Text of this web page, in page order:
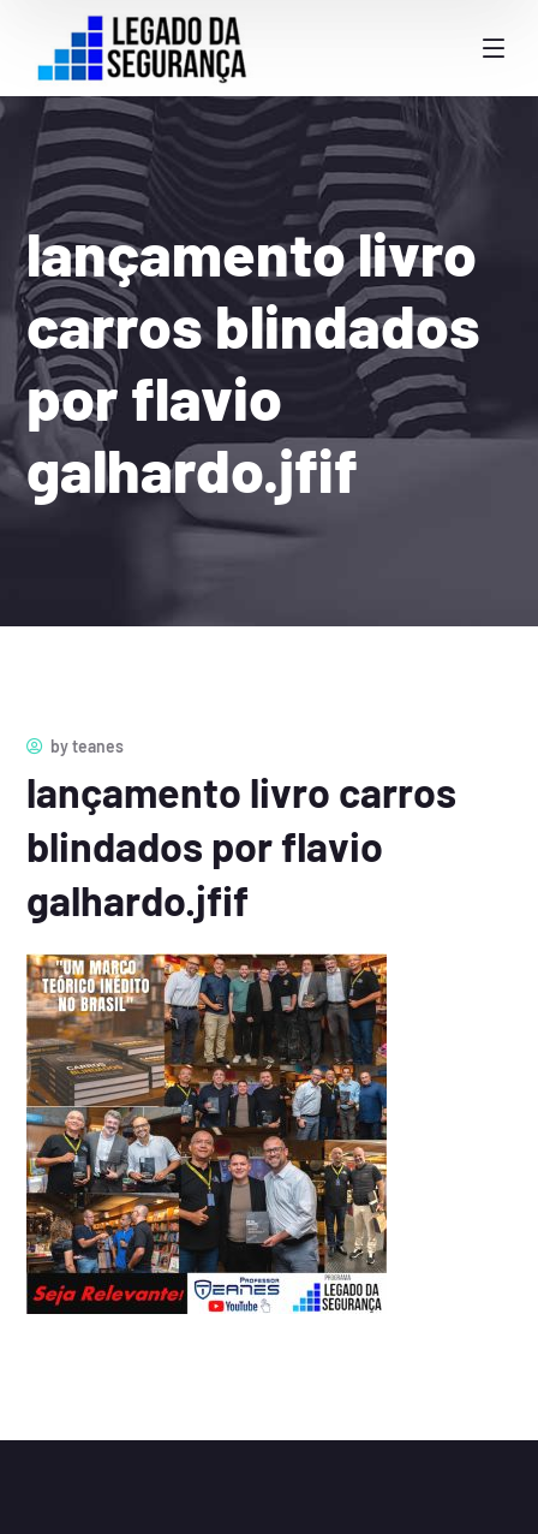
lançamento livro
carros blindados
por flavio
galhardo.jfif
byteanes
lançamento livro carros
blindados por flavio
galhardo.jfif